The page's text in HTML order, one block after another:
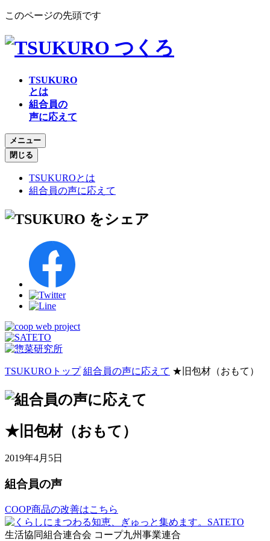
このページの先頭です
TSUKURO
とは
組合員の
声に応えて
メニュー
閉じる
TSUKUROとは
組合員の声に応えて
TSUKUROトップ 組合員の声に応えて ★旧包材（おもて）
★旧包材（おもて）
2019年4月5日
組合員の声
COOP商品の改善はこちら
生活協同組合連合会 コープ九州事業連合